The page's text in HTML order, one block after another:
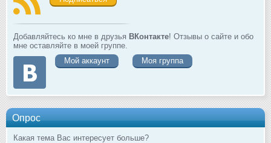
Добавляйтесь ко мне в друзья ВКонтакте! Отзывы о сайте и обо
мне оставляйте в моей группе.
Мой аккаунт
Моя группа
Опрос
Какая тема Вас интересует больше?